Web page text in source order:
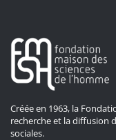
Créée en 1963, la
recherche et la diffusion
sociales.